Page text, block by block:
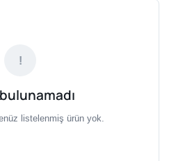
!
listelenmiş ürün yok.